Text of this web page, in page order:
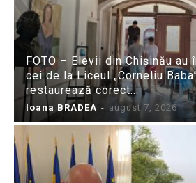
FOTO – Elevii din Chișinău au
cei de la Liceul „Corneliu
restaurează corect...
Ioana BRADEA - august 7, 2026